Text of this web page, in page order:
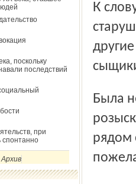
поскольку
последствий
при
спонтанно
Архив
К слову, у подъезда в тот день постоянно находились
Была некая «странность» и в поведении служебно-
рядом